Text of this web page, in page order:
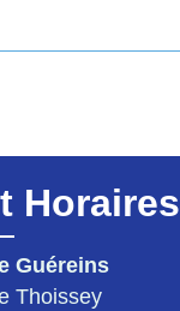
Horaires
Guéreins
Thoissey